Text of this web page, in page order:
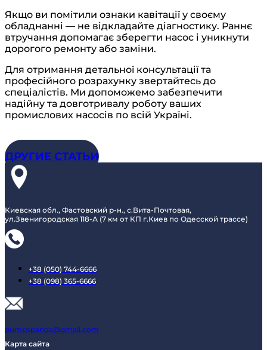
Якщо ви помітили ознаки кавітації у своєму
обладнанні — не відкладайте діагностику. Раннє
втручання допомагає зберегти насос і уникнути
дорогого ремонту або заміни.
Для отримання детальної консультації та
професійного розрахунку звертайтесь до
спеціалістів. Ми допоможемо забезпечити
надійну та довготривалу роботу ваших
промислових насосів по всій Україні.
ДРУГИЕ СТАТЬИ
Киевская обл., Фастовский р-н., с.Вита-Почтовая,
ул.Звенигородская 118-А (7 км от КП г.Киев по Одесской трассе)
+38 (050) 744-6666
+38 (098) 365-6666
pumpspanda@gmail.com
Карта сайта